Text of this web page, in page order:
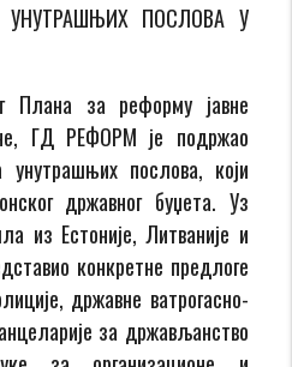
УНУТРАШЊИХ ПОСЛОВА У
Плана за реформу јавне
ГД РЕФОРМ је подржао
унутрашњих послова, који
државног буџета. Уз
из Естоније, Литваније и
конкретне предлоге
државне ватрогасно-
за држављанство